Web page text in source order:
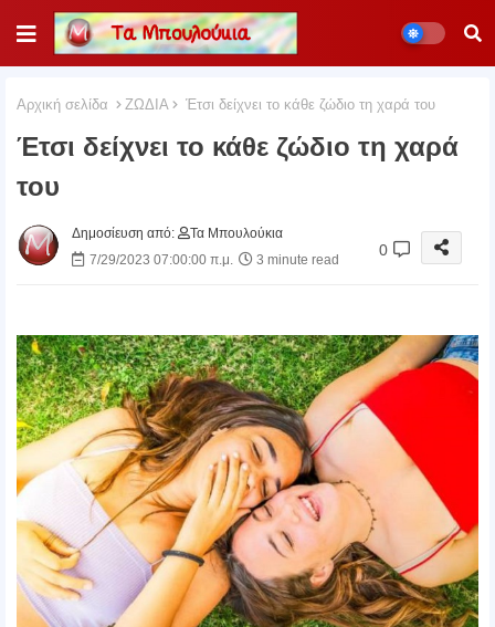
Αρχική σελίδα ΖΩΔΙΑ Έτσι δείχνει το κάθε ζώδιο τη χαρά του
Έτσι δείχνει το κάθε ζώδιο τη χαρά
του
Δημοσίευση από:
Τα Μπουλούκια
7/29/2023 07:00:00 π.μ.
3 minute read
0